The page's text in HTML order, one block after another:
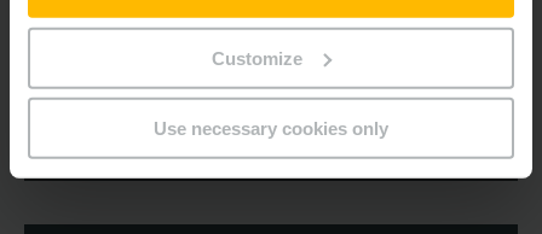
Customize
Use necessary cookies only
și continuă implementarea Strategiei 2025+. A fost
anunțată achiziția companiei "arculus GMBH"
AFLAȚI MAI MULTE